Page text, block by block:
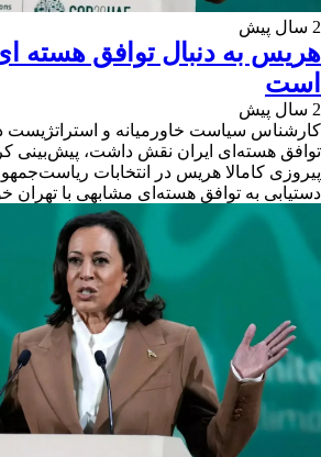
2 سال پیش
هریس به دنبال توافق هسته
است
2 سال پیش
کارشناس سیاست خاورمیانه و استراتژیست
توافق هسته‌ای ایران نقش داشت،
پیروزی کامالا هریس در انتخابات
دستیابی به توافق هسته‌ای مشابهی با تهران